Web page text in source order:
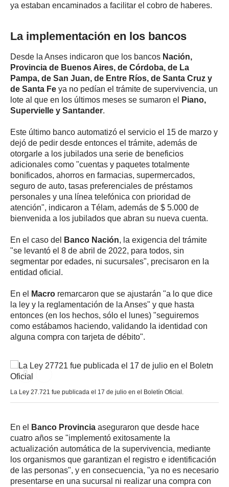
ya estaban encaminados a facilitar el cobro de haberes.
La implementación en los bancos
Desde la Anses indicaron que los bancos Nación,
Provincia de Buenos Aires, de Córdoba, de La
Pampa, de San Juan, de Entre Ríos, de Santa Cruz y
de Santa Fe ya no pedían el trámite de supervivencia, un
lote al que en los últimos meses se sumaron el
Piano,
Supervielle y Santander.
Este último banco automatizó el servicio el 15 de marzo y
dejó de pedir desde entonces el trámite, además de
otorgarle a los jubilados una serie de beneficios
adicionales como "cuentas y paquetes totalmente
bonificados, ahorros en farmacias, supermercados,
seguro de auto, tasas preferenciales de préstamos
personales y una línea telefónica con prioridad de
atención", indicaron a Télam, además de $ 5.000 de
bienvenida a los jubilados que abran su nueva cuenta.
En el caso del Banco Nación, la exigencia del trámite
"se levantó el 8 de abril de 2022, para todos, sin
segmentar por edades, ni sucursales", precisaron en la
entidad oficial.
En el Macro remarcaron que se ajustarán "a lo que dice
la ley y la reglamentación de la Anses" y que hasta
entonces (en los hechos, sólo el lunes) "seguiremos
como estábamos haciendo, validando la identidad con
alguna compra con tarjeta de débito".
La Ley 27.721 fue publicada el 17 de julio en el Boletín Oficial.
En el Banco Provincia aseguraron que desde hace
cuatro años se "implementó exitosamente la
actualización automática de la supervivencia, mediante
los organismos que garantizan el registro e identificación
de las personas", y en consecuencia, "ya no es necesario
presentarse en una sucursal ni realizar una compra con